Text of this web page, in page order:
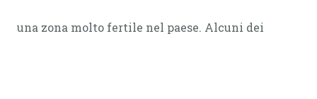
una zona molto fertile nel paese. Alcuni dei